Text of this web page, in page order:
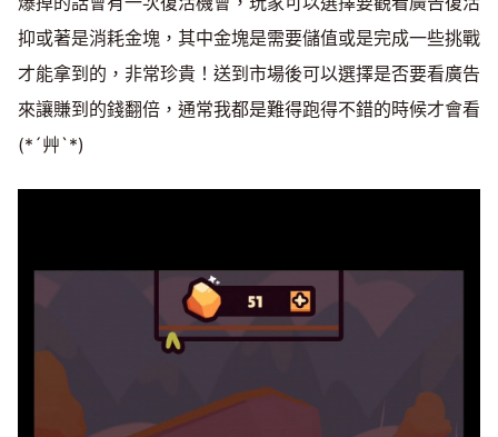
抑或著是消耗金塊，其中金塊是需要儲值或是完成一些挑戰
才能拿到的，非常珍貴！送到市場後可以選擇是否要看廣告
來讓賺到的錢翻倍，通常我都是難得跑得不錯的時候才會看
(*´艸`*)